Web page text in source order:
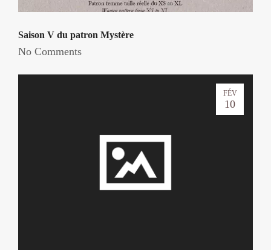
Saison V du patron Mystère
No Comments
FÉV
10